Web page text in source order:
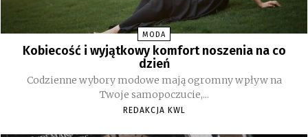
MODA
Kobiecość i wyjątkowy komfort noszenia na co
dzień
Codzienne wybory modowe mają ogromny wpływ na
Twoje samopoczucie,...
REDAKCJA KWL